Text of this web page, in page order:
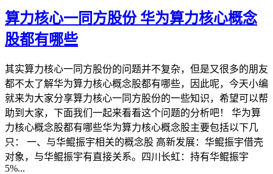
算力核心一同方股份 华为算力核心概念
股都有哪些
其实算力核心一同方股份的问题并不复杂，但是又很多的朋友
都不太了解华为算力核心概念股都有哪些，因此呢，今天小编
就来为大家分享算力核心一同方股份的一些知识，希望可以帮
助到大家，下面我们一起来看看这个问题的分析吧！ 华为算
力核心概念股都有哪些华为算力核心概念股主要包括以下几
只： 一、与华鲲振宇相关的概念股 高新发展：华鲲振宇借壳
对象，与华鲲振宇有直接关系。四川长虹：持有华鲲振宇
5%...